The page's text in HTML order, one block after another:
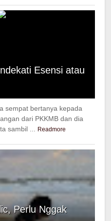
Esensi atau
sempat bertanya kepada
dari PKKMB dan dia
sambil ...
Readmore
Perlu Nggak